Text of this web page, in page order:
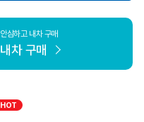
안심하고 내차 구매
내차 구매